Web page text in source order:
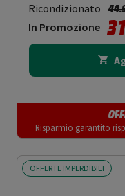
Ricondizionato
In Promozione
Risparmio garantito
OFFERTE IMPERDIBILI